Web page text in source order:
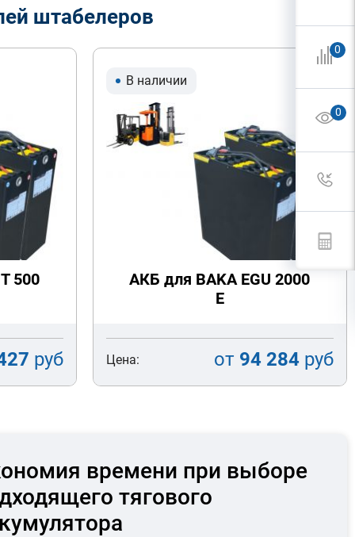
штабелеров
500
руб
В наличии
АКБ для BAKA EGU 2000
E
Цена: от 94 284руб
времени при выборе
тягового
0
0